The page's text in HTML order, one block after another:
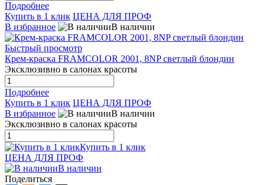
Подробнее
Купить в 1 клик ЦЕНА ДЛЯ ПРОФ
В избранное
В наличии
Быстрый просмотр
Крем-краска FRAMCOLOR 2001, 8NP светлый блондин
Эксклюзивно в салонах красоты
Подробнее
Купить в 1 клик ЦЕНА ДЛЯ ПРОФ
В избранное
В наличии
Эксклюзивно в салонах красоты
Купить в 1 клик
ЦЕНА ДЛЯ ПРОФ
В наличии
Поделиться